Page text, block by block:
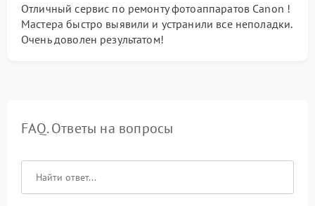
Отличный сервис по ремонту фотоаппаратов Canon !
Мастера быстро выявили и устранили все неполадки.
Очень доволен результатом!
FAQ. Ответы на вопросы